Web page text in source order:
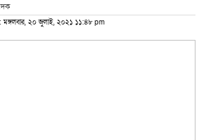
মঙ্গলবার, ২০ জুলাই, ২০২১ ১১:৪৮ pm